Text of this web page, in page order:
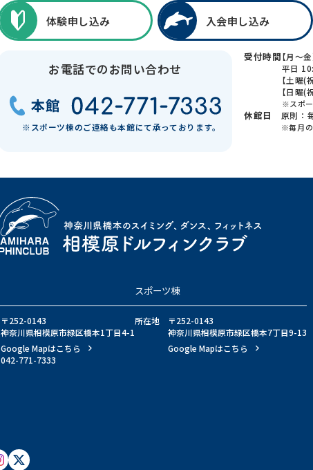
体験申し込み 入会申し込み
お電話でのお問い合わせ
※スポーツ棟のご連絡も本館にて承っております。
受付時間【月～金
平日
【土曜
【日曜
※スポー
休館日 原則：
※毎月の
〒252-0143
神奈川県相模原市緑区橋本1丁目4-1
Google Mapはこちら
042-771-7333
スポーツ棟
所在地
〒252-0143
神奈川県相模原市緑区橋本7丁目9-13
Google Mapはこちら